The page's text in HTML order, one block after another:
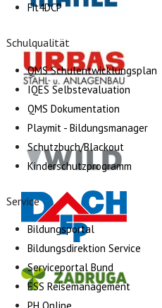
Fit4DCP
Schulqualität
QMS Schulentwicklungsplan
IQES Selbstevaluation
QMS Dokumentation
Playmit - Bildungsmanager
Schutzbuch/Blackout
Kinderschutzprogramm
Service
Bildungsportal
Bildungsdirektion Service
Serviceportal Bund
ESS Reisemanagement